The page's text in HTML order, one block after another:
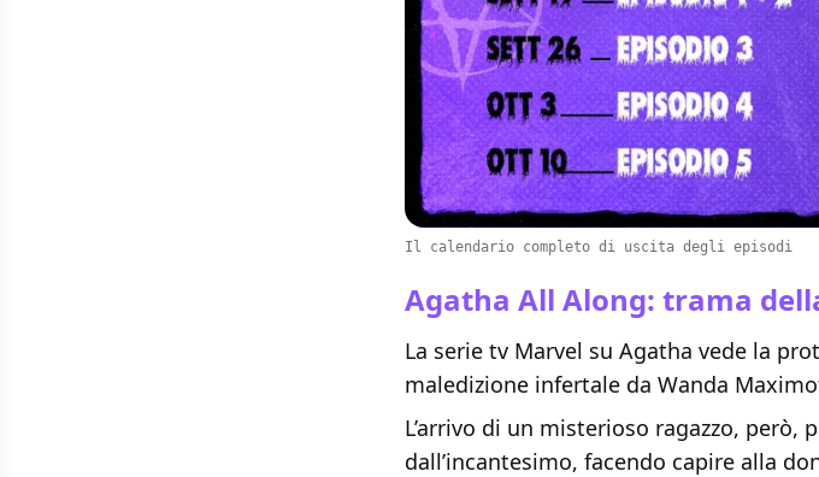
Il calendario completo di uscita degli episodi
Agatha All Along: trama
La serie tv Marvel su Agatha vede la
maledizione infertale da Wanda
L’arrivo di un misterioso ragazzo,
dall’incantesimo, facendo capire alla